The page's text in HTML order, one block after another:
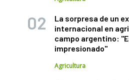
La sorpresa de un
internacional en
campo argentino:
impresionado"
Agricultura